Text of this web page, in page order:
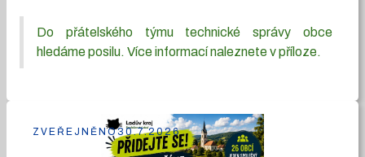
Do přátelského týmu technické správy obce
hledáme posilu. Více informací naleznete v příloze.
ZVEŘEJNĚNO30.7.2026